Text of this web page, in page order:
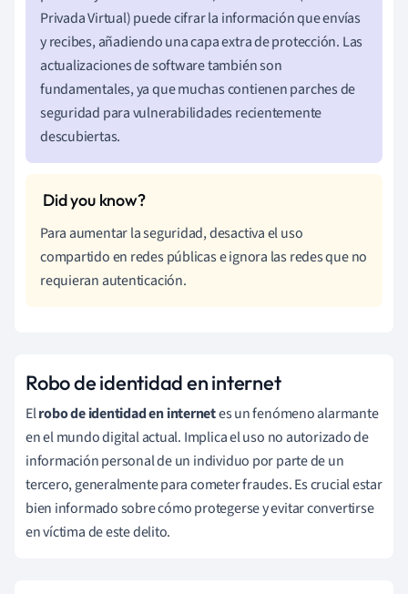
Privada Virtual) puede cifrar la información que envías
y recibes, añadiendo una capa extra de protección. Las
actualizaciones de software también son
fundamentales, ya que muchas contienen parches de
seguridad para vulnerabilidades recientemente
descubiertas.
Para aumentar la seguridad, desactiva el uso
compartido en redes públicas e ignora las redes que no
requieran autenticación.
Robo de identidad en internet
Elrobo de identidad en internetes un fenómeno alarmante
en el mundo digital actual. Implica el uso no autorizado de
información personal de un individuo por parte de un
tercero, generalmente para cometer fraudes. Es crucial estar
bien informado sobre cómo protegerse y evitar convertirse
en víctima de este delito.